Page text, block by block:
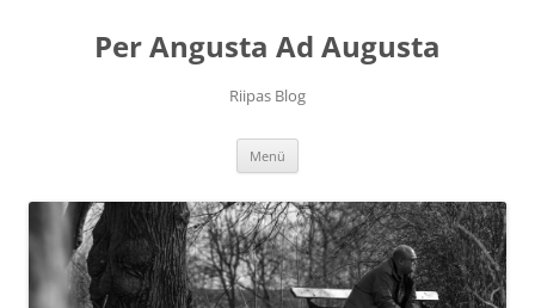
Per Angusta Ad Augusta
Riipas Blog
Menü